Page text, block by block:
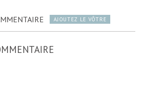
AJOUTEZ LE VÔTRE